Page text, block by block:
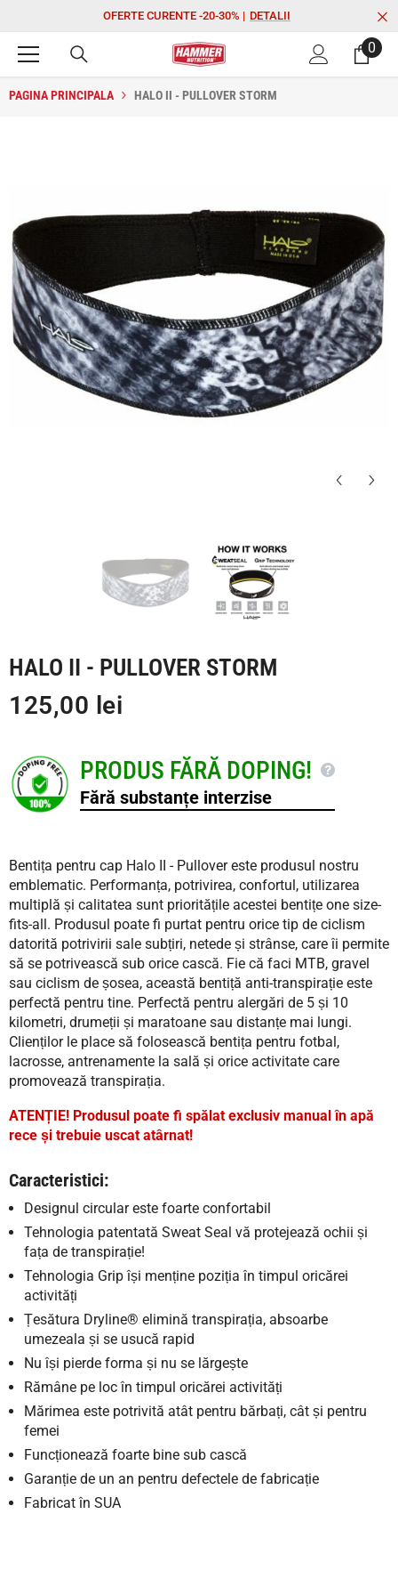
SARI LA CONȚINUTOFERTE CURENTE -20-30% | DETALII
00
PAGINA PRINCIPALA HALO II - PULLOVER STORM
HALO II - PULLOVER STORM
125,00 lei
PRODUS FĂRĂ DOPING!
Fără substanțe interzise
Bentița pentru cap Halo II - Pullover este produsul nostru
emblematic. Performanța, potrivirea, confortul, utilizarea
multiplă și calitatea sunt prioritățile acestei bentițe one size-
fits-all. Produsul poate fi purtat pentru orice tip de ciclism
datorită potrivirii sale subțiri, netede și strânse, care îi permite
să se potrivească sub orice cască. Fie că faci MTB, gravel
sau ciclism de șosea, această bentiță anti-transpirație este
perfectă pentru tine. Perfectă pentru alergări de 5 și 10
kilometri, drumeții și maratoane sau distanțe mai lungi.
Clienților le place să folosească bentița pentru fotbal,
lacrosse, antrenamente la sală și orice activitate care
promovează transpirația.
ATENȚIE! Produsul poate fi spălat exclusiv manual în apă
rece și trebuie uscat atârnat!
Caracteristici:
Designul circular este foarte confortabil
Tehnologia patentată Sweat Seal vă protejează ochii și
fața de transpirație!
Tehnologia Grip își menține poziția în timpul oricărei
activități
Țesătura Dryline® elimină transpirația, absoarbe
umezeala și se usucă rapid
Nu își pierde forma și nu se lărgește
Rămâne pe loc în timpul oricărei activități
Mărimea este potrivită atât pentru bărbați, cât și pentru
femei
Funcționează foarte bine sub cască
Garanție de un an pentru defectele de fabricație
Fabricat în SUA